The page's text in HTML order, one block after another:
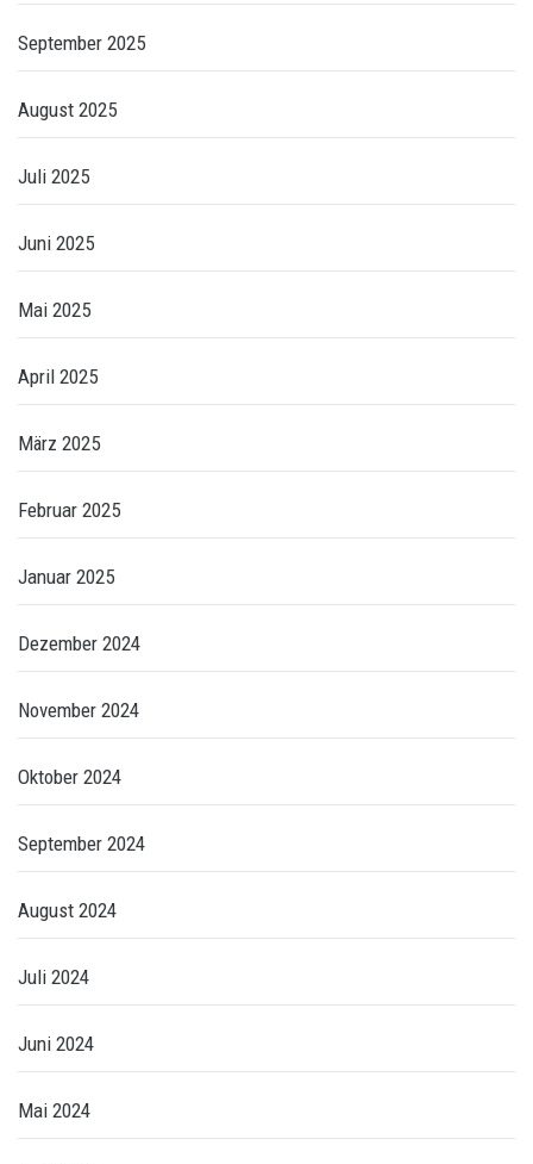
September 2025
August 2025
Juli 2025
Juni 2025
Mai 2025
April 2025
März 2025
Februar 2025
Januar 2025
Dezember 2024
November 2024
Oktober 2024
September 2024
August 2024
Juli 2024
Juni 2024
Mai 2024